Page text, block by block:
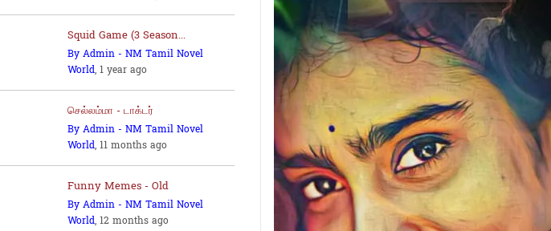
Squid Game (3 Season...
By Admin - NM Tamil Novel
World, 1 year ago
செல்லம்மா - டாக்டர்
By Admin - NM Tamil Novel
World, 11 months ago
Funny Memes - Old
By Admin - NM Tamil Novel
World, 12 months ago